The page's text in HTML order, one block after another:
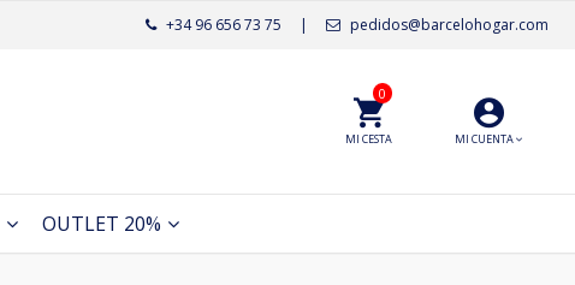
pedidos@barcelohogar.com
|
+34 96 656 73 75
MI CUENTA
MI CESTA
0
OUTLET 20%